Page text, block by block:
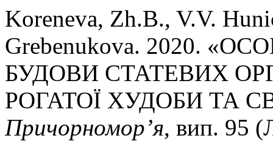
Koreneva, Zh.B., V.V.
Grebenukova. 2020.
БУДОВИ СТАТЕВИХ
РОГАТОЇ ХУДОБИ ТА
Причорномор’я, вип. 95